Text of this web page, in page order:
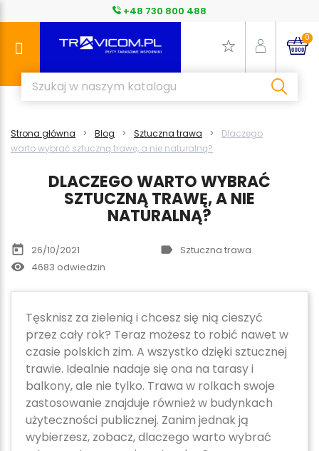
+48 730 800 488
0
Strona główna Blog Sztuczna trawa
Dlaczego
warto wybrać sztuczną trawę, a nie naturalną?
DLACZEGO WARTO WYBRAĆ
SZTUCZNĄ TRAWĘ, A NIE
NATURALNĄ?
today 26/10/2021 label Sztuczna trawa
remove_red_eye 4683 odwiedzin
Tęsknisz za zielenią i chcesz się nią cieszyć
przez cały rok? Teraz możesz to robić nawet w
czasie polskich zim. A wszystko dzięki sztucznej
trawie. Idealnie nadaje się ona na tarasy i
balkony, ale nie tylko. Trawa w rolkach swoje
zastosowanie znajduje również w budynkach
użyteczności publicznej. Zanim jednak ją
wybierzesz, zobacz, dlaczego warto wybrać